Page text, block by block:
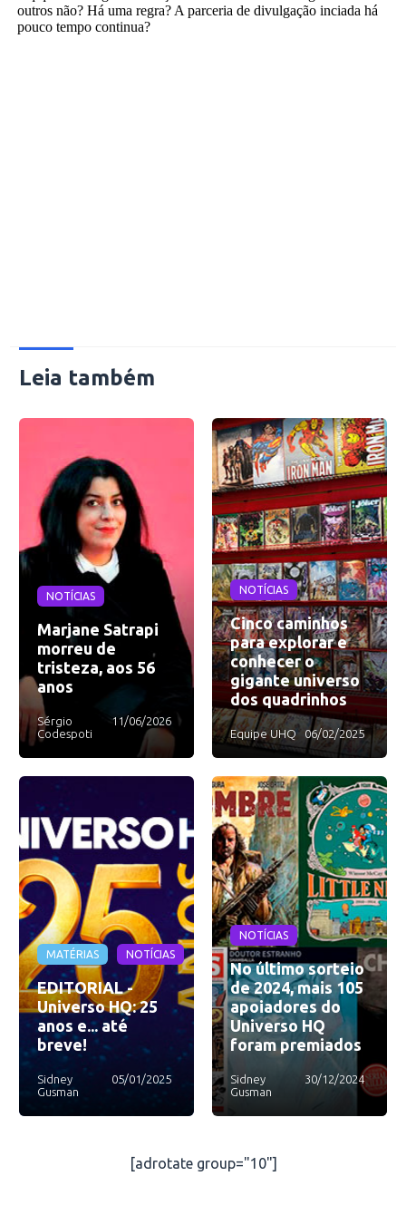
Leia também
NOTÍCIAS
Marjane Satrapi
morreu de
tristeza, aos 56
anos
Sérgio
Codespoti
11/06/2026
NOTÍCIAS
Cinco caminhos
para explorar e
conhecer o
gigante universo
dos quadrinhos
Equipe UHQ 06/02/2025
MATÉRIAS NOTÍCIAS
EDITORIAL -
Universo HQ: 25
anos e... até
breve!
Sidney
Gusman
05/01/2025
NOTÍCIAS
No último sorteio
de 2024, mais 105
apoiadores do
Universo HQ
foram premiados
Sidney
Gusman
30/12/2024
[adrotate group="10"]